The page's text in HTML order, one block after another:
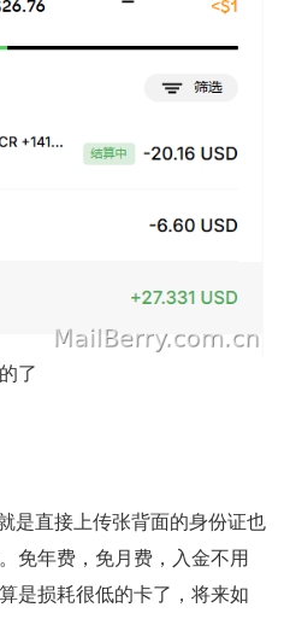
了
是直接上传张背面的身份证也
免年费，免月费，入金不用
是损耗很低的卡了，将来如